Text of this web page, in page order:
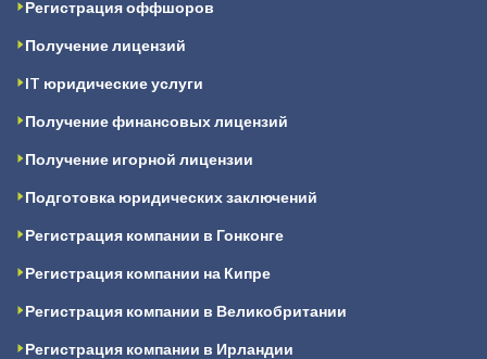
Регистрация оффшоров
Получение лицензий
IT юридические услуги
Получение финансовых лицензий
Получение игорной лицензии
Подготовка юридических заключений
Регистрация компании в Гонконге
Регистрация компании на Кипре
Регистрация компании в Великобритании
Регистрация компании в Ирландии